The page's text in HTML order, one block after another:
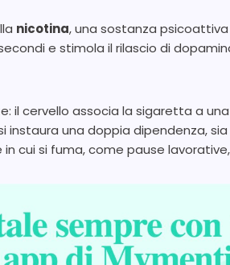
nicotina, una sostanza
e stimola il rilascio di
il cervello associa la sigaretta a
instaura una doppia dipendenza, sia
cui si fuma, come pause